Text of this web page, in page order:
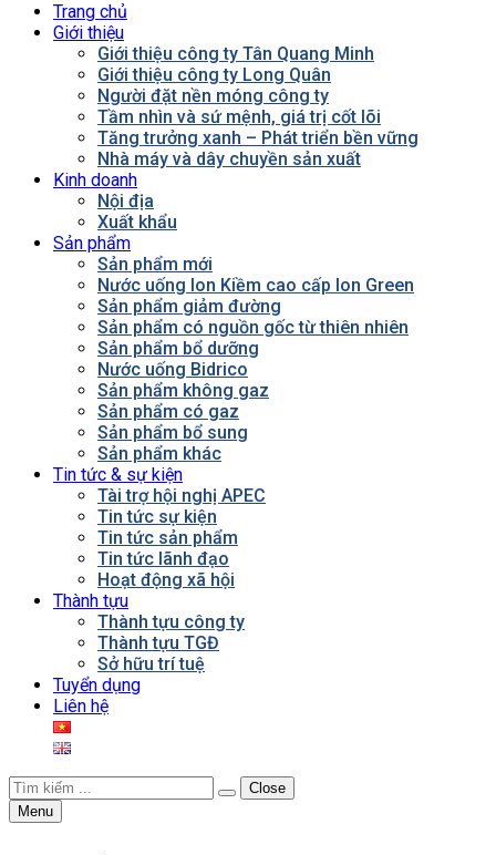
Trang chủ
Giới thiệu
Giới thiệu công ty Tân Quang Minh
Giới thiệu công ty Long Quân
Người đặt nền móng công ty
Tầm nhìn và sứ mệnh, giá trị cốt lõi
Tăng trưởng xanh – Phát triển bền vững
Nhà máy và dây chuyền sản xuất
Kinh doanh
Nội địa
Xuất khẩu
Sản phẩm
Sản phẩm mới
Nước uống Ion Kiềm cao cấp Ion Green
Sản phẩm giảm đường
Sản phẩm có nguồn gốc từ thiên nhiên
Sản phẩm bổ dưỡng
Nước uống Bidrico
Sản phẩm không gaz
Sản phẩm có gaz
Sản phẩm bổ sung
Sản phẩm khác
Tin tức & sự kiện
Tài trợ hội nghị APEC
Tin tức sự kiện
Tin tức sản phẩm
Tin tức lãnh đạo
Hoạt động xã hội
Thành tựu
Thành tựu công ty
Thành tựu TGĐ
Sở hữu trí tuệ
Tuyển dụng
Liên hệ
Close
Menu